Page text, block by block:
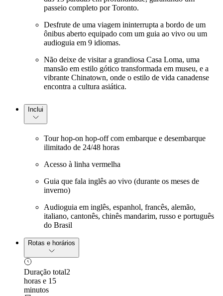
passeio completo por Toronto.
Desfrute de uma viagem ininterrupta a bordo de um
ônibus aberto equipado com um guia ao vivo ou um
audioguia em 9 idiomas.
Não deixe de visitar a grandiosa Casa Loma, uma
mansão em estilo gótico transformada em museu, e a
vibrante Chinatown, onde o estilo de vida canadense
encontra a cultura asiática.
Inclui
Tour hop-on hop-off com embarque e desembarque
ilimitado de 24/48 horas
Acesso à linha vermelha
Guia que fala inglês ao vivo (durante os meses de
inverno)
Audioguia em inglês, espanhol, francês, alemão,
italiano, cantonês, chinês mandarim, russo e português
do Brasil
Rotas e horários
Duração total2
horas e 15
minutos